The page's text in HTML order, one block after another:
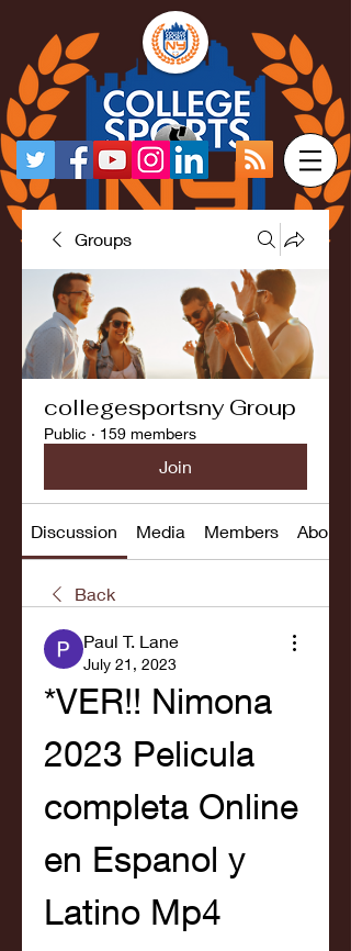
Groups
collegesportsny Group
Public · 159 members
Join
Discussion Media Members About
Back
Paul T. Lane
July 21, 2023
*VER!! Nimona
2023 Pelicula
completa Online
en Espanol y
Latino Mp4